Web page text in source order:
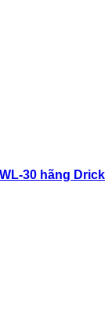
30 hãng Drick